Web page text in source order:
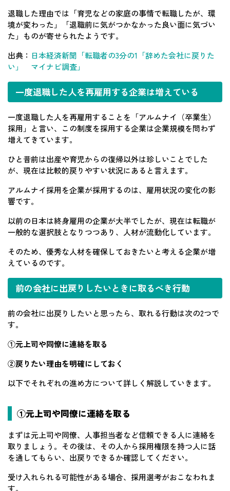
退職した理由では「育児などの家庭の事情で転職したが、環
境が変わった」「退職前に気がつかなかった良い面に気づい
た」ものが寄せられたようです。
出典： 日本経済新聞「転職者の3分の1「辞めた会社に戻りた
い」 マイナビ調査」
一度退職した人を再雇用する企業は増えている
一度退職した人を再雇用することを「アルムナイ（卒業生）
採用」と言い、この制度を採用する企業は企業規模を問わず
増えてきています。
ひと昔前は出産や育児からの復帰以外は珍しいことでした
が、現在は比較的戻りやすい状況にあると言えます。
アルムナイ採用を企業が採用するのは、雇用状況の変化の影
響です。
以前の日本は終身雇用の企業が大半でしたが、現在は転職が
一般的な選択肢となりつつあり、人材が流動化しています。
そのため、優秀な人材を確保しておきたいと考える企業が増
えているのです。
前の会社に出戻りしたいときに取るべき行動
前の会社に出戻りしたいと思ったら、取れる行動は次の2つで
す。
①元上司や同僚に連絡を取る
②戻りたい理由を明確にしておく
以下でそれぞれの進め方について詳しく解説していきます。
①元上司や同僚に連絡を取る
まずは元上司や同僚、人事担当者など信頼できる人に連絡を
取りましょう。その後は、その人から採用権限を持つ人に話
を通してもらい、出戻りできるか確認してください。
受け入れられる可能性がある場合、採用選考がおこなわれま
す。